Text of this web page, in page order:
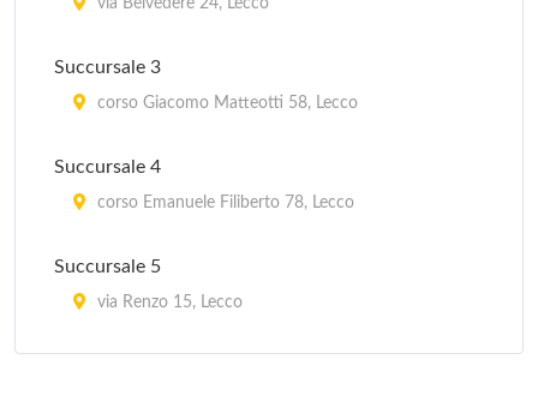
via Belvedere 24, Lecco
Succursale 3
corso Giacomo Matteotti 58, Lecco
Succursale 4
corso Emanuele Filiberto 78, Lecco
Succursale 5
via Renzo 15, Lecco